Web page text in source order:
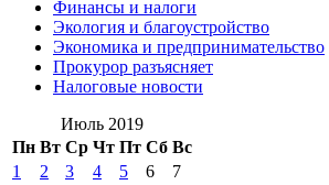
Финансы и налоги
Экология и благоустройство
Экономика и предпринимательство
Прокурор разъясняет
Налоговые новости
Июль 2019
Пн Вт Ср Чт Пт Сб Вс
1
2 3 4 5 6
7